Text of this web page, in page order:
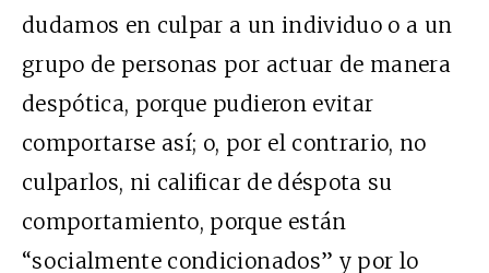
dudamos en culpar a un individuo o a un
grupo de personas por actuar de manera
despótica, porque pudieron evitar
comportarse así; o, por el contrario, no
culparlos, ni calificar de déspota su
comportamiento, porque están
“socialmente condicionados” y por lo